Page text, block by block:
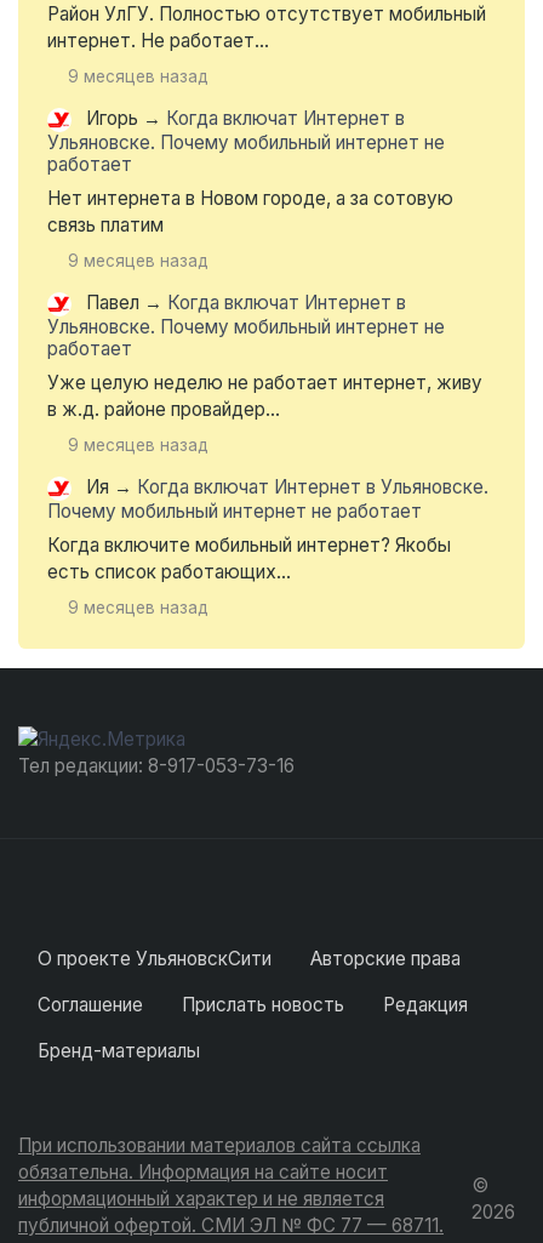
Район УлГУ. Полностью отсутствует мобильный
интернет. Не работает...
9 месяцев назад
Игорь → Когда включат Интернет в
Ульяновске. Почему мобильный интернет не
работает
Нет интернета в Новом городе, а за сотовую
связь платим
9 месяцев назад
Павел → Когда включат Интернет в
Ульяновске. Почему мобильный интернет не
работает
Уже целую неделю не работает интернет, живу
в ж.д. районе провайдер...
9 месяцев назад
Ия → Когда включат Интернет в Ульяновске.
Почему мобильный интернет не работает
Когда включите мобильный интернет? Якобы
есть список работающих...
9 месяцев назад
Тел редакции: 8-917-053-73-16
О проекте УльяновскСити
Авторские права
Соглашение
Прислать новость
Редакция
Бренд-материалы
При использовании материалов сайта ссылка
обязательна. Информация на сайте носит
информационный характер и не является
публичной офертой. СМИ ЭЛ № ФС 77 — 68711.
©
2026